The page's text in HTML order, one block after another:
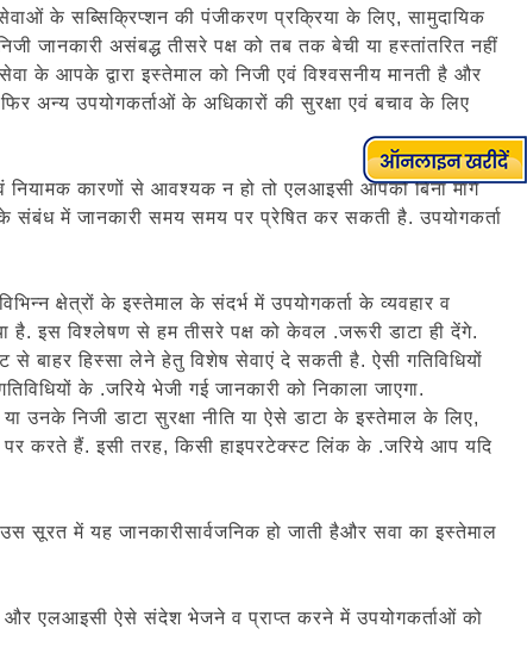
के सब्सिक्रिप्शन की पंजीकरण प्रक्रिया के लिए, सामुदायिक
जानकारी असंबद्ध तीसरे पक्ष को तब तक बेची या हस्तांतरित नहीं
के आपके द्वारा इस्तेमाल को निजी एवं विश्वसनीय मानती है और
अन्य उपयोगकर्ताओं के अधिकारों की सुरक्षा एवं बचाव के लिए
कारणों से आवश्यक न हो तो एलआइसी आपको बिना मांगे
संबंध में जानकारी समय समय पर प्रेषित कर सकती है. उपयोगकर्ता
क्षेत्रों के इस्तेमाल के संदर्भ में उपयोगकर्ता के व्यवहार व
है. इस विश्लेषण से हम तीसरे पक्ष को केवल .जरूरी डाटा ही देंगे.
बाहर हिस्सा लेने हेतु विशेष सेवाएं दे सकती है. ऐसी गतिविधियों
के .जरिये भेजी गई जानकारी को निकाला जाएगा.
निजी डाटा सुरक्षा नीति या ऐसे डाटा के इस्तेमाल के लिए,
करते हैं. इसी तरह, किसी हाइपरटेक्स्ट लिंक के .जरिये आप यदि
सूरत में यह जानकारीसार्वजनिक हो जाती हैऔर सवा का इस्तेमाल
और एलआइसी ऐसे संदेश भेजने व प्राप्त करने में उपयोगकर्ताओं को